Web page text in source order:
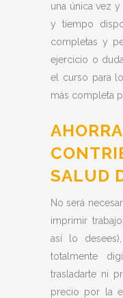
una única vez
y tiempo
completas y
ejercicio o
el curso para
más completa
SALUD
No será
imprimir
así lo
totalmente
trasladarte ni
precio por la